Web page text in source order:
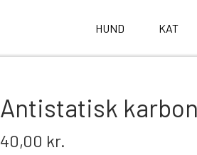
HUND KAT
Antistatisk
40,00 kr.